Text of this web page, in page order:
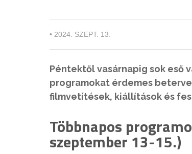
• 2024. SZEPT. 13.
Péntektől vasárnapig sok eső
programokat érdemes
filmvetítések, kiállítások és
Többnapos
szeptember 13-15.)